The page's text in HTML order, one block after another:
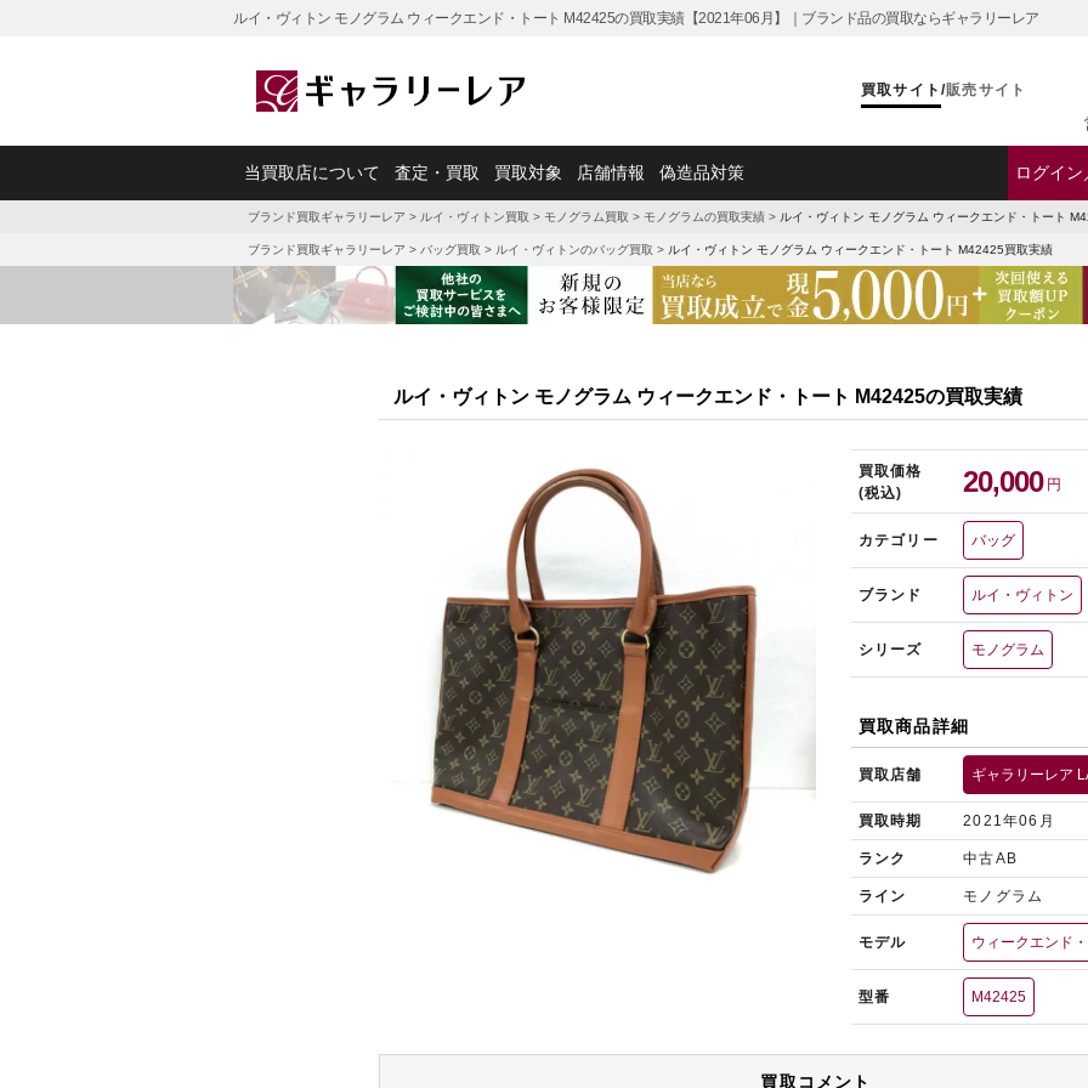
ルイ・ヴィトン モノグラム ウィークエンド・トート M42425の買取実績【2021年06月】｜ブランド品の買取ならギャラリーレア
買取サイト /販売サイト
当買取店について 査定・買取 買取対象 店舗情報 偽造品対策 ログイ
ブランド買取ギャラリーレア > ルイ・ヴィトン買取 > モノグラム買取 > モノグラムの買取実績 > ルイ・ヴィトン モノグラム ウィークエンド・トート
ブランド買取ギャラリーレア > バッグ買取 > ルイ・ヴィトンのバッグ買取 > ルイ・ヴィトン モノグラム ウィークエンド・トート M42425買取実績
ルイ・ヴィトン モノグラム ウィークエンド・トート M42425の買取実績
買取価格
(税込)
20,000 円
カテゴリー バッグ
ブランド ルイ・ヴィトン
シリーズ モノグラム
買取商品詳細
買取店舗 ギャラリーレア
買取時期 2021年06月
ランク 中古AB
ライン モノグラム
モデル ウィークエンド
型番 M42425
買取コメント